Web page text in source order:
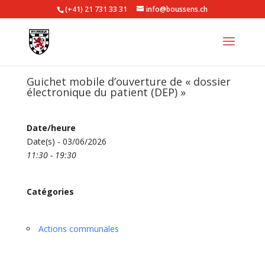
(+41) 21 731 33 31 info@boussens.ch
Guichet mobile d’ouverture de « dossier
électronique du patient (DEP) »
Date/heure
Date(s) - 03/06/2026
11:30 - 19:30
Catégories
Actions communales